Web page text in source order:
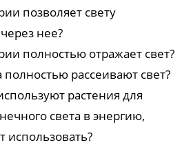
позволяет свету
нее?
полностью отражает свет?
рассеивают свет?
растения для
света в энергию,
использовать?